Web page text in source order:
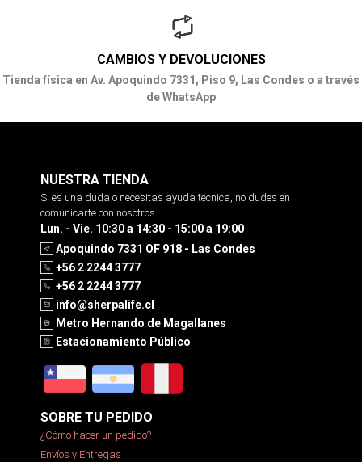
CAMBIOS Y DEVOLUCIONES
Tienda física en Av. Apoquindo 7331, Piso 9, Las Condes o a través
de WhatsApp
NUESTRA TIENDA
Si es una duda o necesitas ayuda tecnica, no dudes en
comunicarte con nosotros
Lun. - Vie. 10:30 a 14:30 - 15:00 a 19:00
Apoquindo 7331 OF 918 - Las Condes
+56 2 2244 3777
+56 2 2244 3777
info@sherpalife.cl
Metro Hernando de Magallanes
Estacionamiento Público
SOBRE TU PEDIDO
¿Cómo hacer un pedido?
Envíos y Entregas